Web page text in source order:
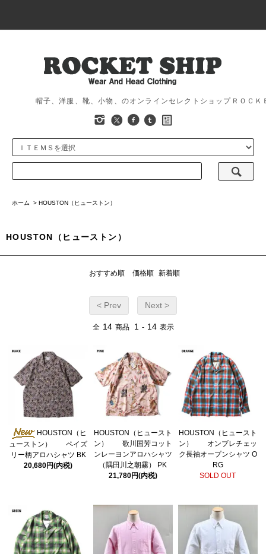
帽子、洋服、靴、小物、のオンラインセレクトショップＲＯＣ
ホーム > HOUSTON（ヒューストン）
HOUSTON（ヒューストン）
おすすめ順 価格順 新着順
< Prev Next >
全 14 商品 1 - 14 表示
HOUSTON（ヒ
ューストン） ペイズ
リー柄アロハシャツ BK
20,680円(内税)
HOUSTON（ヒュースト
ン） 歌川国芳コット
ンレーヨンアロハシャツ
（隅田川之朝霧） PK
21,780円(内税)
HOUSTON（ヒュースト
ン） オンブレチェッ
ク長袖オープンシャツ O
RG
SOLD OUT